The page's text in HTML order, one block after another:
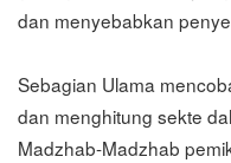
dan menyebabkan
Sebagian Ulama
dan menghitung sekte
Madzhab-Madzhab